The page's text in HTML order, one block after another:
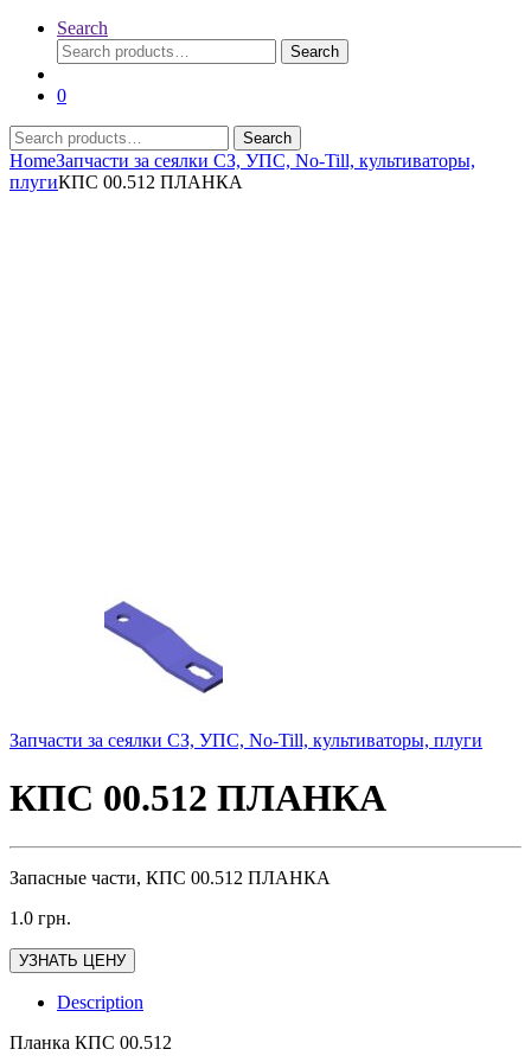
Search
Search
for:
Search
0
Search
for:
Search
HomeЗапчасти за сеялки СЗ, УПС, No-Till, культиваторы,
плугиКПС 00.512 ПЛАНКА
Запчасти за сеялки СЗ, УПС, No-Till, культиваторы, плуги
КПС 00.512 ПЛАНКА
Запасные части, КПС 00.512 ПЛАНКА
1.0 грн.
УЗНАТЬ ЦЕНУ
Description
Планка КПС 00.512